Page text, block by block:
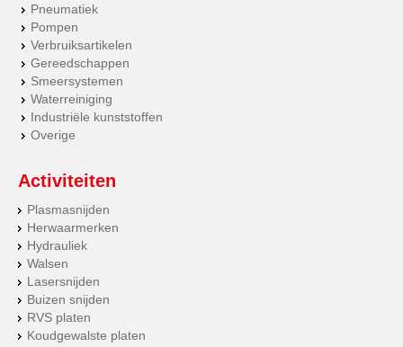
Pneumatiek
Pompen
Verbruiksartikelen
Gereedschappen
Smeersystemen
Waterreiniging
Industriële kunststoffen
Overige
Activiteiten
Plasmasnijden
Herwaarmerken
Hydrauliek
Walsen
Lasersnijden
Buizen snijden
RVS platen
Koudgewalste platen